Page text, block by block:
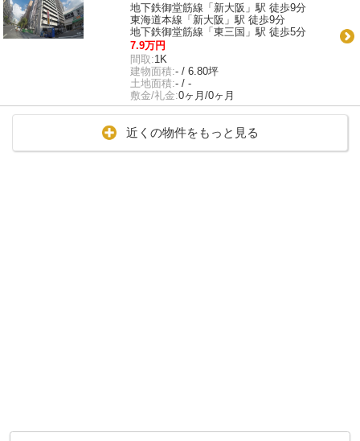
地下鉄御堂筋線「新大阪」駅 徒歩9分
東海道本線「新大阪」駅 徒歩9分
地下鉄御堂筋線「東三国」駅 徒歩5分
7.9万円
間取:1K
建物面積:- / 6.80坪
土地面積:- / -
敷金/礼金:0ヶ月/0ヶ月
近くの物件をもっと見る